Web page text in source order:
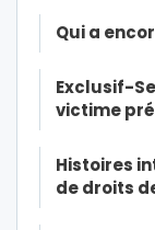
Qui a
Exclusif-
victime
Histoires
de droits